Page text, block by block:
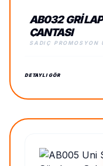
AB032 GRI
ÇANTASI
SADIÇ PROMOSYON
DETAYLI GÖR